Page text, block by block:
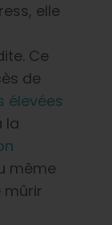
elle
Ce
de
élevées
la
même
mûrir